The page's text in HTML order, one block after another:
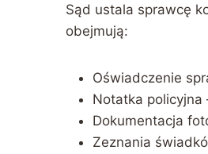
Sąd ustala sprawcę
obejmują:
Oświadczenie
Notatka policyjna
Dokumentacja
Zeznania